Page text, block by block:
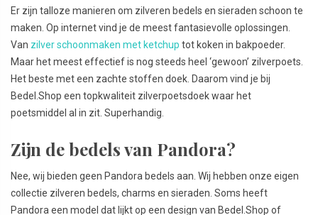
Er zijn talloze manieren om zilveren bedels en sieraden schoon te
maken. Op internet vind je de meest fantasievolle oplossingen.
Van zilver schoonmaken met ketchup tot koken in bakpoeder.
Maar het meest effectief is nog steeds heel ‘gewoon’ zilverpoets.
Het beste met een zachte stoffen doek. Daarom vind je bij
Bedel.Shop een topkwaliteit zilverpoetsdoek waar het
poetsmiddel al in zit. Superhandig.
Zijn de bedels van Pandora?
Nee, wij bieden geen Pandora bedels aan. Wij hebben onze eigen
collectie zilveren bedels, charms en sieraden. Soms heeft
Pandora een model dat lijkt op een design van Bedel.Shop of